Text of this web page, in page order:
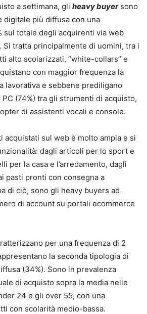
a settimana, gli heavy buyersono
digitale più diffusa con una
sul totale degli acquirenti via web
Si tratta principalmente di uomini, tra i
alto scolarizzati, “white-collars” e
con maggior frequenza la
lavorativa e sebbene prediligano
(74%) tra gli strumenti di acquisto,
di assistenti vocali e console.
acquistati sul web è molto ampia e si
dagli articoli per lo sport e
per la casa e l’arredamento, dagli
pasti pronti con consegna a
di ciò, sono gli heavy buyers ad
di account su portali ecommerce
per una frequenza di 2
la seconda tipologia di
(34%). Sono in prevalenza
di acquisto sopra la media nelle
24 e gli over 55, con una
con scolarità medio-bassa.